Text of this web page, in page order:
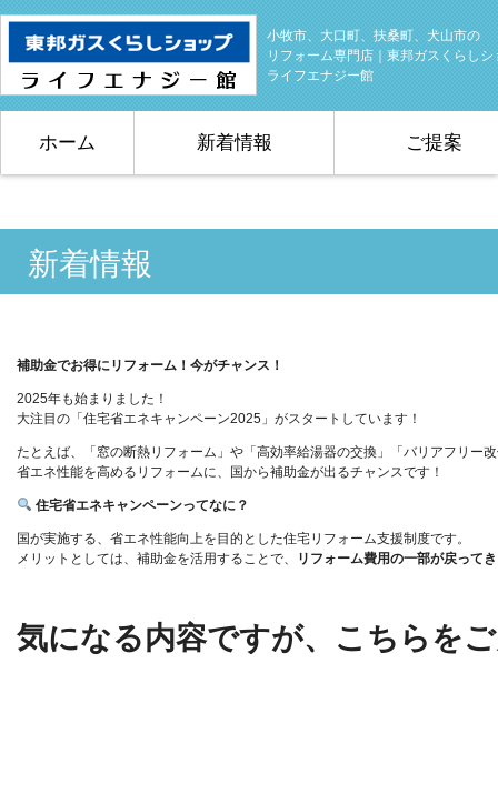
小牧市、大口町、扶桑町、犬山市の
リフォーム専門店｜東邦ガスくらしシ
ライフエナジー館
ホーム 新着情報 ご提案
新着情報
補助金でお得にリフォーム！今がチャンス！
2025年も始まりました！
大注目の「住宅省エネキャンペーン2025」がスタートしています！
たとえば、「窓の断熱リフォーム」や「高効率給湯器の交換」「バリアフリー
省エネ性能を高めるリフォームに、国から補助金が出るチャンスです！
住宅省エネキャンペーンってなに？
国が実施する、省エネ性能向上を目的とした住宅リフォーム支援制度です。
メリットとしては、補助金を活用することで、
リフォーム費用の一部が戻って
気になる内容ですが、こちらを